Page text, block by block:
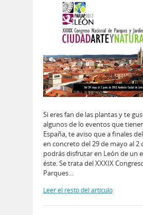
Si eres fan de las plantas y te
algunos de lo eventos que
España, te aviso que a finales
en concreto del 29 de mayo al 2
podrás disfrutar en León de un
éste. Se trata del XXXIX
Parques…
Leer el resto del artículo